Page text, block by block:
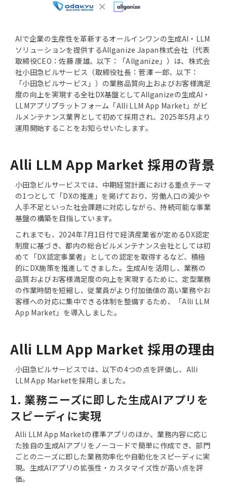
AIで企業の生産性を革新するオールインワンの生成AI・LLM
ソリューションを提供するAllganize Japan株式会社（代表
取締役CEO：佐藤 康雄、以下：「Allganize」）は、株式会
社小田急ビルサービス（取締役社長：菅澤 一郎、以下：
「小田急ビルサービス」）の業務品質向上およびお客様満足
度の向上を実現する全社DX基盤としてAllganizeの生成AI・
LLMアプリプラットフォーム「Alli LLM App Market」がビ
ルメンテナンス業界として初めて採用され、2025年5月より
運用開始することをお知らせいたします。
Alli LLM App Market 採用の背景
小田急ビルサービスでは、中期経営計画における重点テーマ
の1つとして「DXの推進」を掲げており、労働人口の減少や
人手不足といった社会課題に対応しながら、持続可能な事業
基盤の構築を目指しています。
これまでも、2024年7月1日付で経済産業省が定めるDX認定
制度に基づき、都内の総合ビルメンテナンス会社としては初
めて「DX認定事業者」としての認定を取得するなど、積極
的にDX施策を推進してきました。生成AIを活用し、業務の
品質およびお客様満足度の向上を実現するために、定型業務
の作業時間を短縮し、従業員がより付加価値の高い業務やお
客様への対応に集中できる体制を整備するため、「Alli LLM
App Market」を導入しました。
Alli LLM App Market 採用の理由
小田急ビルサービスでは、以下の4つの点を評価し、Alli
LLM App Marketを採用しました。
1. 業務ニーズに即した生成AIアプリを
スピーディに実現
Alli LLM App Marketの標準アプリのほか、業務内容に応じ
た独自の生成AIアプリをノーコードで簡単に作成でき、部門
ごとのニーズに即した業務効率化や自動化をスピーディに実
現。生成AIアプリの拡張性・カスタマイズ性が高い点を評
価。